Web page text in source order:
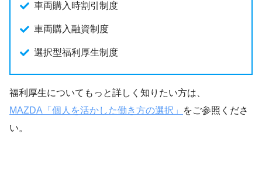
車両購入時割引制度
車両購入融資制度
選択型福利厚生制度
福利厚生についてもっと詳しく知りたい方は、
MAZDA「個人を活かした働き方の選択」
をご参照くださ
い。